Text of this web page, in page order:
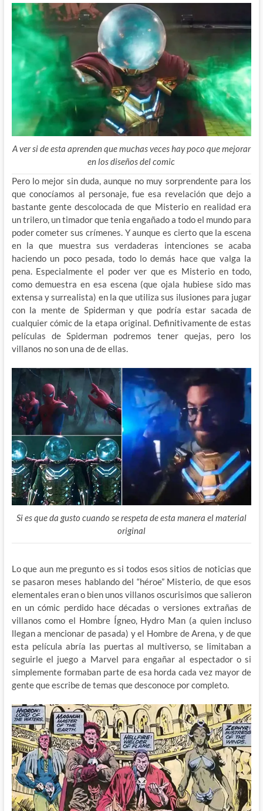
A ver si de esta aprenden que muchas veces hay poco que mejorar
en los diseños del comic
Pero lo mejor sin duda, aunque no muy sorprendente para los
que conocíamos al personaje, fue esa revelación que dejo a
bastante gente descolocada de que Misterio en realidad era
un trilero, un timador que tenia engañado a todo el mundo para
poder cometer sus crímenes. Y aunque es cierto que la escena
en la que muestra sus verdaderas intenciones se acaba
haciendo un poco pesada, todo lo demás hace que valga la
pena. Especialmente el poder ver que es Misterio en todo,
como demuestra en esa escena (que ojala hubiese sido mas
extensa y surrealista) en la que utiliza sus ilusiones para jugar
con la mente de Spiderman y que podría estar sacada de
cualquier cómic de la etapa original. Definitivamente de estas
películas de Spiderman podremos tener quejas, pero los
villanos no son una de de ellas.
Si es que da gusto cuando se respeta de esta manera el material
original
Lo que aun me pregunto es si todos esos sitios de noticias que
se pasaron meses hablando del “héroe” Misterio, de que esos
elementales eran o bien unos villanos oscurisimos que salieron
en un cómic perdido hace décadas o versiones extrañas de
villanos como el Hombre Ígneo, Hydro Man (a quien incluso
llegan a mencionar de pasada) y el Hombre de Arena, y de que
esta película abría las puertas al multiverso, se limitaban a
seguirle el juego a Marvel para engañar al espectador o si
simplemente formaban parte de esa horda cada vez mayor de
gente que escribe de temas que desconoce por completo.